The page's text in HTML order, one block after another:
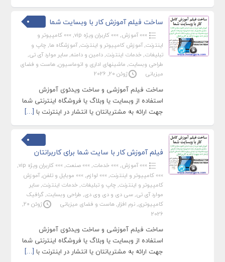
ساخت فیلم آموزش کار با وبسایت شما
»»» آموزش, »»» کاربران ویژه vip , »»» کامپیوتر و
اینترنت,آموزش کامپیوتر و اینترنت,آموزشگاه ها, چاپ و
تبلیغات, خدمات اینترنت, دامین و دامنه, سایر موارد آی تی,
طراحی وبسایت, ماشینهای اداری و اتوماسیون, هاست و فضای
میزبانی
ژوئن 20, 2026
ساخت فیلم آموزشی و ساخت ویدئوی آموزش
استفاده از وبسایت یا وبلاگ یا فروشگاه اینترنتی شما
جهت ارائه به مشتریانتان یا انتشار در اینترنت با […]
فیلم آموزش کار با سایت شما برای کاربرانتان
»»» آموزش, »»» خدمات, »»» صنعت, »»» کاربران ویژه vip
,
»»» کامپیوتر و اینترنت, »»» لوازم, »»» موبایل و تلفن,آموزش
کامپیوتر و اینترنت, چاپ و تبلیغات, خدمات اینترنت, سایر
موارد آی تی, سی دی و دی وی دی, طراحی وبسایت, گرافیک
کامپیوتری, نرم افزار, هاست و فضای میزبانی
ژوئن 20,
2026
ساخت فیلم آموزشی و ساخت ویدئوی آموزش
استفاده از وبسایت یا وبلاگ یا فروشگاه اینترنتی شما
جهت ارائه به مشتریانتان یا انتشار در اینترنت با […]